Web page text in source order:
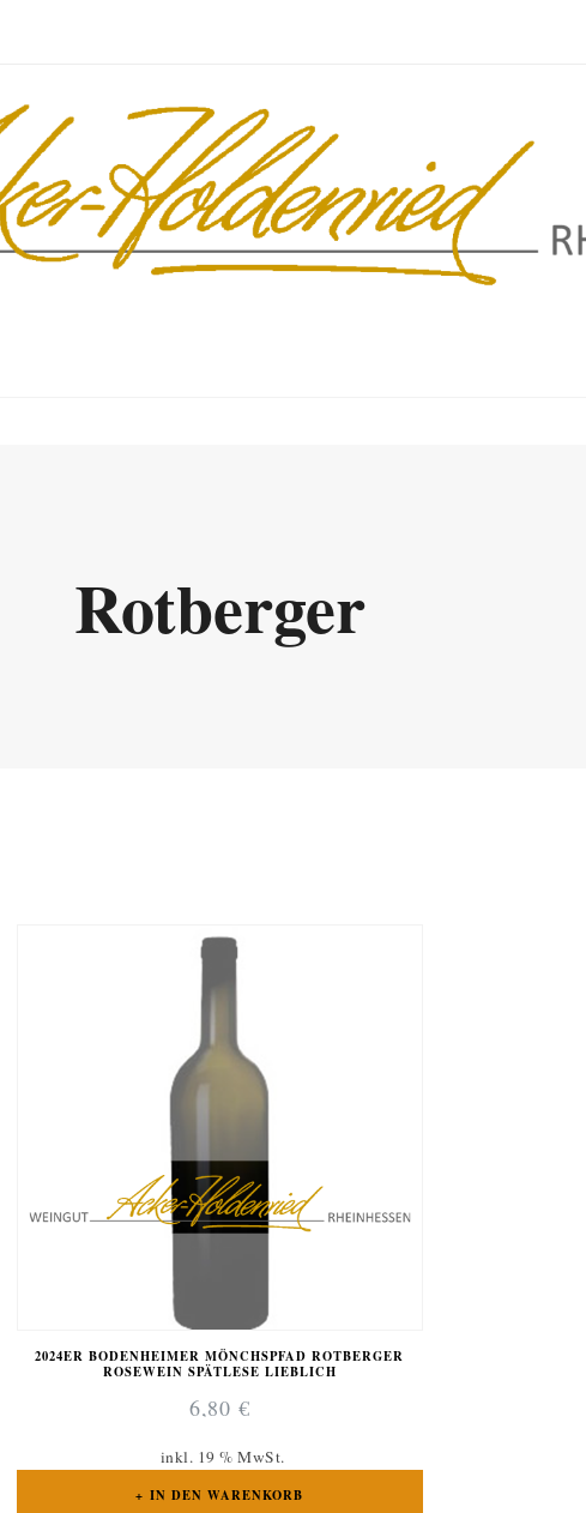
Rotberger
2024ER BODENHEIMER MÖNCHSPFAD ROTBERGER
ROSEWEIN SPÄTLESE LIEBLICH
6,80 €
inkl. 19 % MwSt.
IN DEN WARENKORB